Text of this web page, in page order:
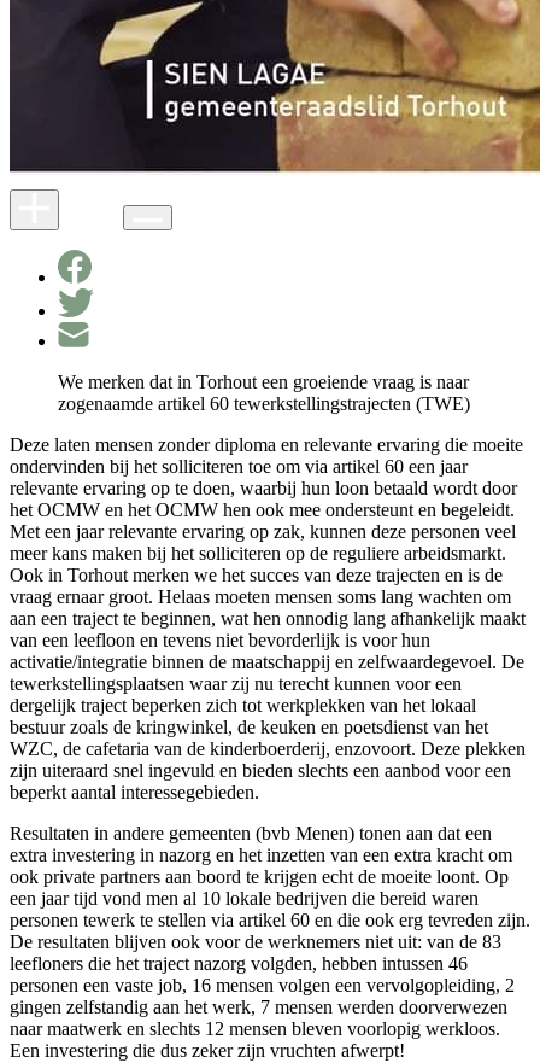
We merken dat in Torhout een groeiende vraag is naar
zogenaamde artikel 60 tewerkstellingstrajecten (TWE)
Deze laten mensen zonder diploma en relevante ervaring die moeite
ondervinden bij het solliciteren toe om via artikel 60 een jaar
relevante ervaring op te doen, waarbij hun loon betaald wordt door
het OCMW en het OCMW hen ook mee ondersteunt en begeleidt.
Met een jaar relevante ervaring op zak, kunnen deze personen veel
meer kans maken bij het solliciteren op de reguliere arbeidsmarkt.
Ook in Torhout merken we het succes van deze trajecten en is de
vraag ernaar groot. Helaas moeten mensen soms lang wachten om
aan een traject te beginnen, wat hen onnodig lang afhankelijk maakt
van een leefloon en tevens niet bevorderlijk is voor hun
activatie/integratie binnen de maatschappij en zelfwaardegevoel. De
tewerkstellingsplaatsen waar zij nu terecht kunnen voor een
dergelijk traject beperken zich tot werkplekken van het lokaal
bestuur zoals de kringwinkel, de keuken en poetsdienst van het
WZC, de cafetaria van de kinderboerderij, enzovoort. Deze plekken
zijn uiteraard snel ingevuld en bieden slechts een aanbod voor een
beperkt aantal interessegebieden.
Resultaten in andere gemeenten (bvb Menen) tonen aan dat een
extra investering in nazorg en het inzetten van een extra kracht om
ook private partners aan boord te krijgen echt de moeite loont. Op
een jaar tijd vond men al 10 lokale bedrijven die bereid waren
personen tewerk te stellen via artikel 60 en die ook erg tevreden zijn.
De resultaten blijven ook voor de werknemers niet uit: van de 83
leefloners die het traject nazorg volgden, hebben intussen 46
personen een vaste job, 16 mensen volgen een vervolgopleiding, 2
gingen zelfstandig aan het werk, 7 mensen werden doorverwezen
naar maatwerk en slechts 12 mensen bleven voorlopig werkloos.
Een investering die dus zeker zijn vruchten afwerpt!